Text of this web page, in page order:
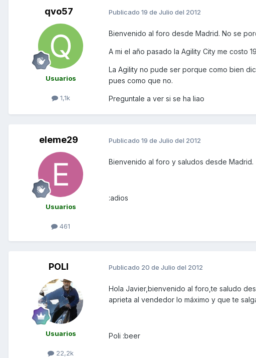
qvo57
Usuarios
1,1k
Publicado 19 de Julio del 2012
Bienvenido al foro desde Madrid. No se
A mi el año pasado la Agility City me costo
La Agility no pude ser porque como bien
pues como que no.
Preguntale a ver si se ha liao
eleme29
Usuarios
461
Publicado 19 de Julio del 2012
Bienvenido al foro y saludos desde Madrid.
:adios
POLI
Usuarios
22,2k
Publicado 20 de Julio del 2012
Hola Javier,bienvenido al foro,te saludo
aprieta al vendedor lo máximo y que te
Poli :beer